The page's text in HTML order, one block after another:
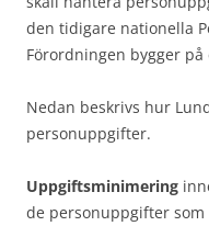
den tidigare nationella
Förordningen bygger
Nedan beskrivs hur
personuppgifter.
Uppgiftsminimering
de personuppgifter